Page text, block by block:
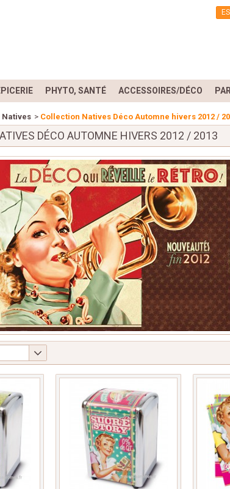
ES
PHYTO, SANTÉ ACCESSOIRES/DÉCO
Natives > Collection Natives Déco Automne hivers 2012 /
DÉCO AUTOMNE HIVERS 2012 / 2013